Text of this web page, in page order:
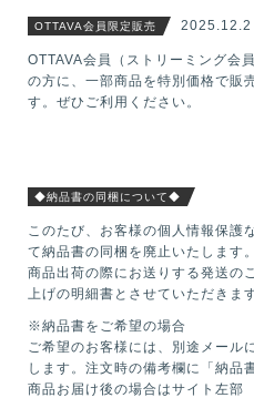
OTTAVA会員限定販売 2025.12.2
OTTAVA会員（ストリーミング会
の方に、一部商品を特別価格で販
す。ぜひご利用ください。
◆納品書の同梱について◆
このたび、お客様の個人情報保護
て納品書の同梱を廃止いたします。
商品出荷の際にお送りする発送の
上げの明細書とさせていただきます
※納品書をご希望の場合
ご希望のお客様には、別途メール
します。注文時の備考欄に「納品
商品お届け後の場合はサイト左